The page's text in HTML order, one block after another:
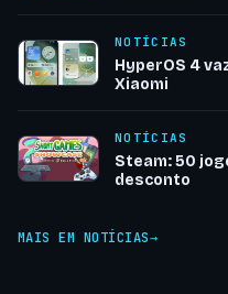
NOTÍCIAS
HyperOS 4
Xiaomi
NOTÍCIAS
Steam: 50
desconto
MAIS EM NOTÍCIAS